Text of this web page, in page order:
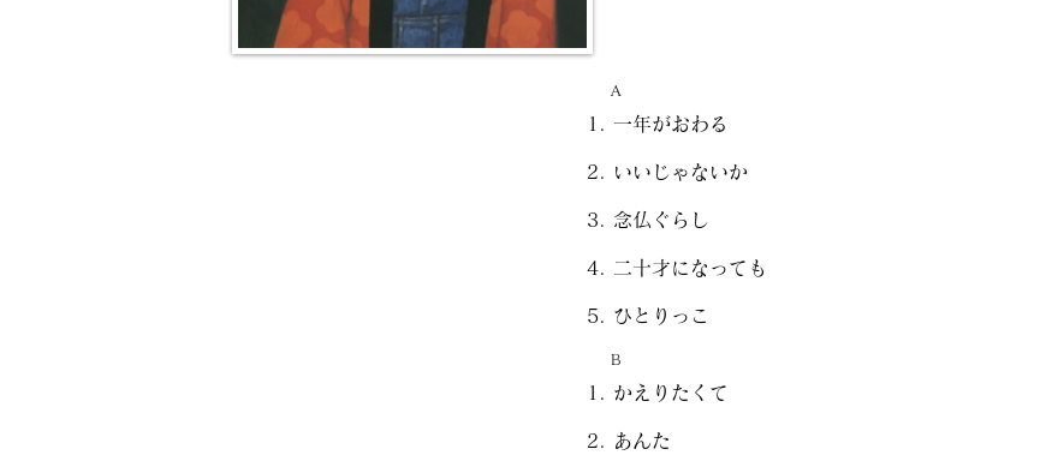
A
一年がおわる
いいじゃないか
念仏ぐらし
二十才になっても
ひとりっこ
B
かえりたくて
あんた